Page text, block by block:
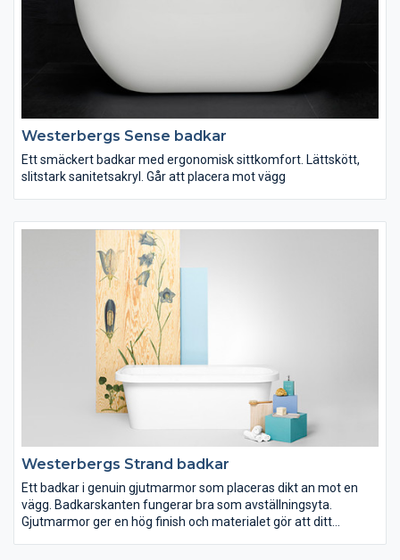
Westerbergs Sense badkar
Ett smäckert badkar med ergonomisk sittkomfort. Lättskött,
slitstark sanitetsakryl. Går att placera mot vägg
Westerbergs Strand badkar
Ett badkar i genuin gjutmarmor som placeras dikt an mot en
vägg. Badkarskanten fungerar bra som avställningsyta.
Gjutmarmor ger en hög finish och materialet gör att ditt